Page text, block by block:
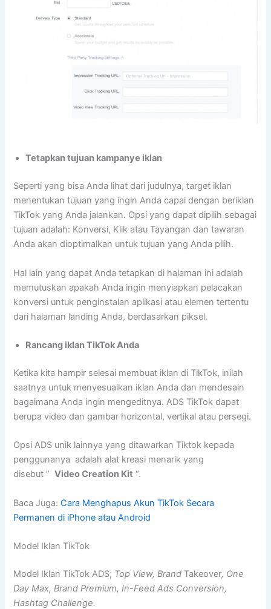
Tetapkan tujuan kampanye iklan
Seperti yang bisa Anda lihat dari judulnya, target iklan
menentukan tujuan yang ingin Anda capai dengan beriklan
TikTok yang Anda jalankan. Opsi yang dapat dipilih sebagai
tujuan adalah: Konversi, Klik atau Tayangan dan tawaran
Anda akan dioptimalkan untuk tujuan yang Anda pilih.
Hal lain yang dapat Anda tetapkan di halaman ini adalah
memutuskan apakah Anda ingin menyiapkan pelacakan
konversi untuk penginstalan aplikasi atau elemen tertentu
dari halaman landing Anda, berdasarkan piksel.
Rancang iklan TikTok Anda
Ketika kita hampir selesai membuat iklan di TikTok, inilah
saatnya untuk menyesuaikan iklan Anda dan mendesain
bagaimana Anda ingin mengeditnya. ADS TikTok dapat
berupa video dan gambar horizontal, vertikal atau persegi.
Opsi ADS unik lainnya yang ditawarkan Tiktok kepada
penggunanya adalah alat kreasi menarik yang
disebut ”Video Creation Kit “.
Baca Juga:Cara Menghapus Akun TikTok Secara
Permanen di iPhone atau Android
Model Iklan TikTok
Model Iklan TikTok ADS; Top View, Brand Takeover, One
Day Max, Brand Premium, In-Feed Ads Conversion,
Hashtag Challenge.